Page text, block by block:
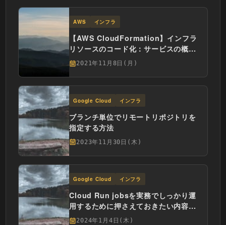
AWS インフラ
【AWS CloudFormation】インフラ
リソースのコード化：サービスの概要
と基本編
2021年11月8日(月)
Google Cloud インフラ
ブランチ単位でリモートリポジトリを
指定する方法
2023年11月30日(木)
Google Cloud インフラ
Cloud Run jobsを実務でしっかり運
用するために押さえておきたい内容を
解説2024年1月4日(木)